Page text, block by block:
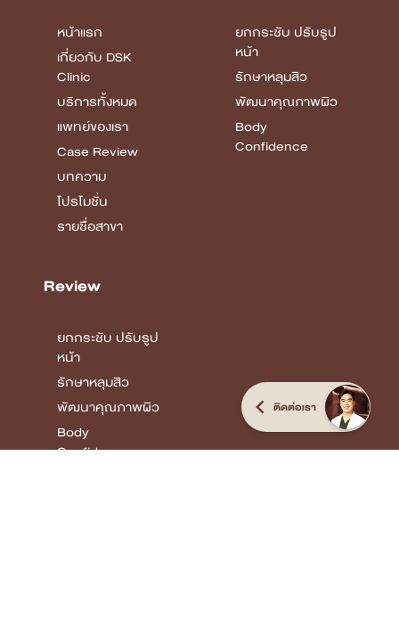
หน้าแรก
เกี่ยวกับ DSK
Clinic
บริการทั้งหมด
แพทย์ของเรา
Case Review
บทความ
โปรโมชั่น
รายชื่อสาขา
ยกกระชับ ปรับรูป
หน้า
รักษาหลุมสิว
พัฒนาคุณภาพผิว
Body
Confidence
Review
ยกกระชับ ปรับรูป
หน้า
รักษาหลุมสิว
พัฒนาคุณภาพผิว
Body
Confidence
ติดต่อเรา